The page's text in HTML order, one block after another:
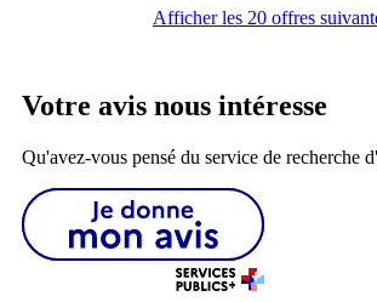
Afficher les 20 offres
Votre avis nous intéresse
Qu'avez-vous pensé du service de recherche